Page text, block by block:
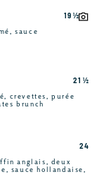
sauce
19 ½
crevettes, purée
brunch
21 ½
anglais, deux
sauce hollandaise,
24